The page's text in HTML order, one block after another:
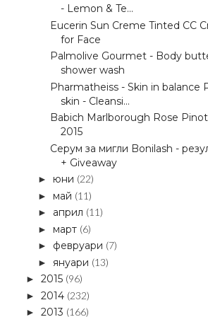
- Lemon & Te...
Eucerin Sun Creme Tinted CC
for Face
Palmolive Gourmet - Body
shower wash
Pharmatheiss - Skin in balance
skin - Cleansi...
Babich Marlborough Rose
2015
Серум за мигли Bonilash -
+ Giveaway
► юни (22)
► май (11)
► април (11)
► март (6)
► февруари (7)
► януари (13)
► 2015 (96)
► 2014 (232)
► 2013 (166)